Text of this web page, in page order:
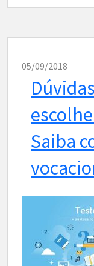
05/09/2018
Saiba